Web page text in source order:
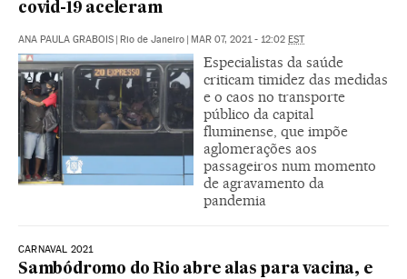
covid-19 aceleram
ANA PAULA GRABOIS Rio de Janeiro MAR 07, 2021 - 12:02 EST
Especialistas da saúde
criticam timidez das medidas
e o caos no transporte
público da capital
fluminense, que impõe
aglomerações aos
passageiros num momento
de agravamento da
pandemia
CARNAVAL 2021
Sambódromo do Rio abre alas para vacina, e